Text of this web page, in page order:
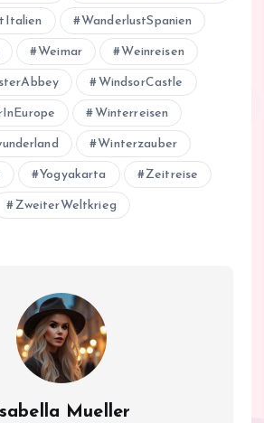
WanderlustSpanien
Weimar Weinreisen
WindsorCastle
Winterreisen
Winterzauber
Yogyakarta Zeitreise
ZweiterWeltkrieg
Mueller